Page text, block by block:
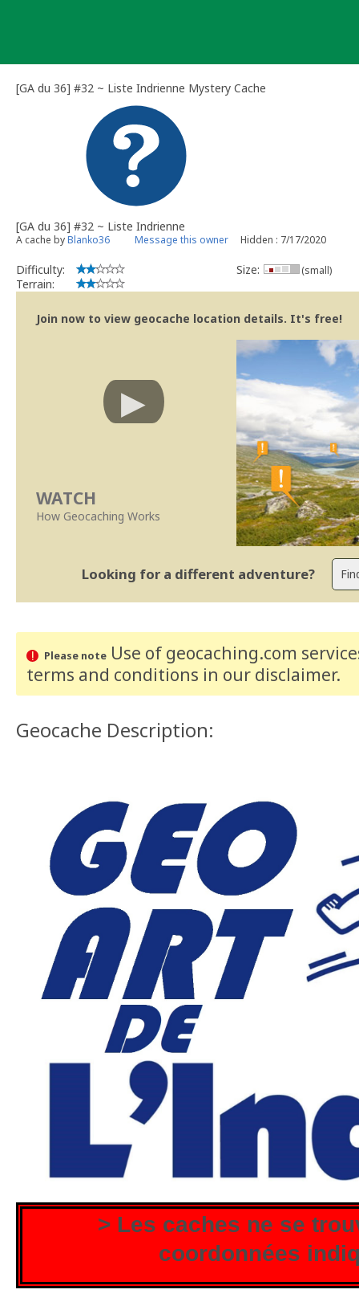
[GA du 36] #32 ~ Liste Indrienne Mystery Cache
[GA du 36] #32 ~ Liste Indrienne
A cache byBlanko36 Message this owner Hidden : 7/17/2020
Difficulty:
Terrain:
Size: (small)
Join now to view geocache location details. It's free!
WATCH
How Geocaching Works
Looking for a different adventure?
Please noteUse of geocaching.com
terms and conditions in our disclaimer.
Geocache Description:
> Les caches ne se
coordonnées